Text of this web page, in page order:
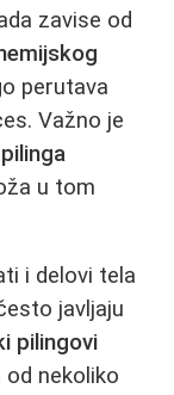
zavise od
hemijskog
perutava
Važno je
u tom
i delovi tela
javljaju
pilingovi
nekoliko